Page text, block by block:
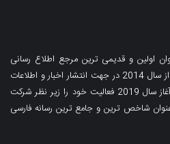
اولین و قدیمی ترین مرجع اطلاع رسانی
فارسی زبان در قبرس فعالیت خود را از سال 2014 در جهت انتشار اخبار و اطلاعات
در حوزه های مختلف آغاز کرده و از آغاز سال 2019 فعالیت خود را زیر نظر شرکت
شاخص ترین و جامع ترین رسانه فارسی